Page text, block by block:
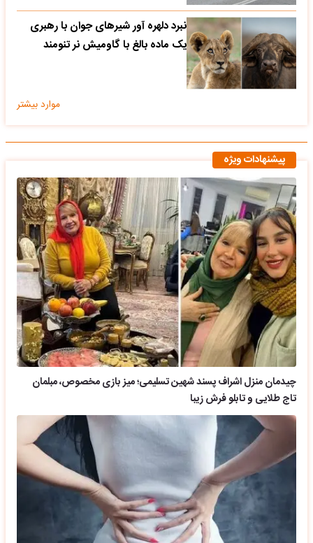
نبرد دلهره آور شیرهای جوان با رهبری
یک ماده بالغ با گاومیش نر تنومند
موارد بیشتر
پیشنهادات ویژه
چیدمان منزل اشراف پسند شهین تسلیمی؛ میز بازی مخصوص، مبلمان
تاج طلایی و تابلو فرش زیبا